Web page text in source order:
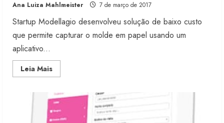
Ana Luiza Mahlmeister 7 de março de 2017
Startup Modellagio desenvolveu solução de baixo custo
que permite capturar o molde em papel usando um
aplicativo...
Leia MaisRead
more
gratuito
para
digitalizar
moldes